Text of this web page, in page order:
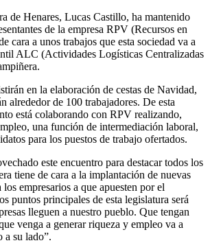
de Henares, Lucas Castillo, ha mantenido
de la empresa RPV (Recursos en
cara a unos trabajos que esta sociedad va a
ALC (Actividades Logísticas Centralizadas
en la elaboración de cestas de Navidad,
alrededor de 100 trabajadores. De esta
está colaborando con RPV realizando,
una función de intermediación laboral,
para los puestos de trabajo ofertados.
este encuentro para destacar todos los
tiene de cara a la implantación de nuevas
empresarios a que apuesten por el
puntos principales de esta legislatura será
lleguen a nuestro pueblo. Que tengan
venga a generar riqueza y empleo va a
a su lado”.